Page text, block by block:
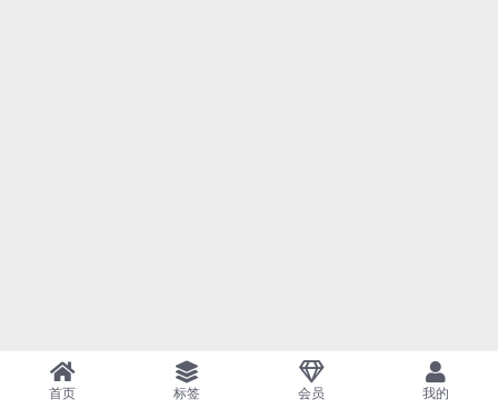
首页 标签 会员 我的